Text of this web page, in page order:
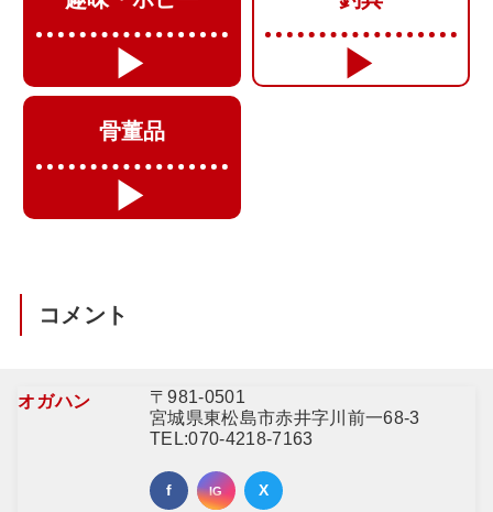
骨董品
コメント
オガハン
〒981-0501
宮城県東松島市赤井字川前一68-3
TEL:070-4218-7163